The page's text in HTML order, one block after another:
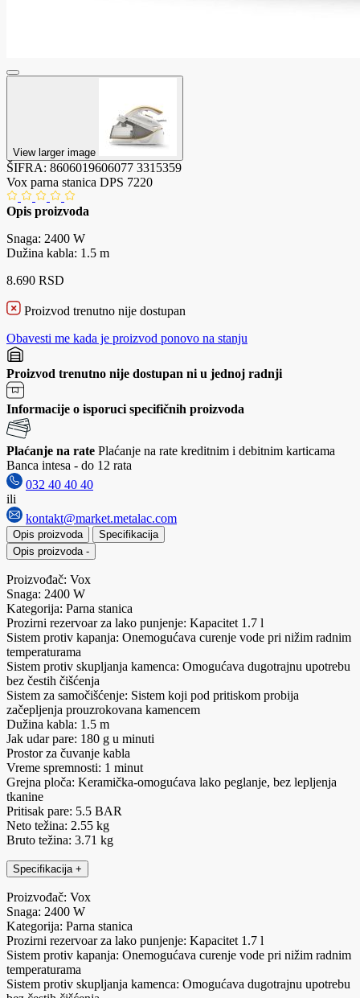
View larger image
ŠIFRA: 8606019606077 3315359
Vox parna stanica DPS 7220
Opis proizvoda
Snaga: 2400 W
Dužina kabla: 1.5 m
8.690 RSD
Proizvod trenutno nije dostupan
Obavesti me kada je proizvod ponovo na stanju
Proizvod trenutno nije dostupan ni u jednoj radnji
Informacije o isporuci specifičnih proizvoda
Plaćanje na rate Plaćanje na rate kreditnim i debitnim karticama
Banca intesa - do 12 rata
032 40 40 40
ili
kontakt@market.metalac.com
Opis proizvoda
Specifikacija
Opis proizvoda -
Proizvođač: Vox
Snaga: 2400 W
Kategorija: Parna stanica
Prozirni rezervoar za lako punjenje: Kapacitet 1.7 l
Sistem protiv kapanja: Onemogućava curenje vode pri nižim radnim
temperaturama
Sistem protiv skupljanja kamenca: Omogućava dugotrajnu upotrebu
bez čestih čišćenja
Sistem za samočišćenje: Sistem koji pod pritiskom probija
začepljenja prouzrokovana kamencem
Dužina kabla: 1.5 m
Jak udar pare: 180 g u minuti
Prostor za čuvanje kabla
Vreme spremnosti: 1 minut
Grejna ploča: Keramička-omogućava lako peglanje, bez lepljenja
tkanine
Pritisak pare: 5.5 BAR
Neto težina: 2.55 kg
Bruto težina: 3.71 kg
Specifikacija +
Proizvođač: Vox
Snaga: 2400 W
Kategorija: Parna stanica
Prozirni rezervoar za lako punjenje: Kapacitet 1.7 l
Sistem protiv kapanja: Onemogućava curenje vode pri nižim radnim
temperaturama
Sistem protiv skupljanja kamenca: Omogućava dugotrajnu upotrebu